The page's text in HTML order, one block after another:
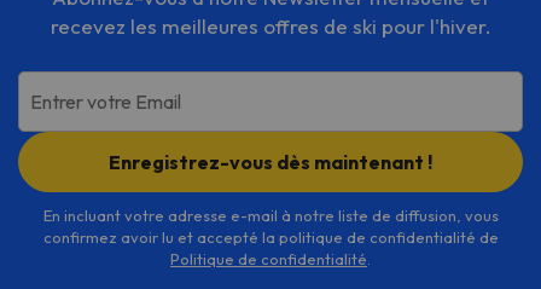
recevez les meilleures offres de ski pour l'hiver.
Entrer votre Email
Enregistrez-vous dès maintenant !
En incluant votre adresse e-mail à notre liste de diffusion, vous
confirmez avoir lu et accepté la politique de confidentialité de
Politique de confidentialité